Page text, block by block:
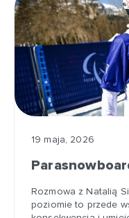
19 maja, 2026
Rozmowa z Natalią
poziomie to przede